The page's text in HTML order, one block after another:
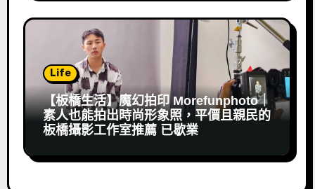
Life
【板橋生活】魔幻拍印 Morefunphoto｜
素人也能拍出時尚形象照，平價且親民的
板橋攝影工作室推薦 已歇業